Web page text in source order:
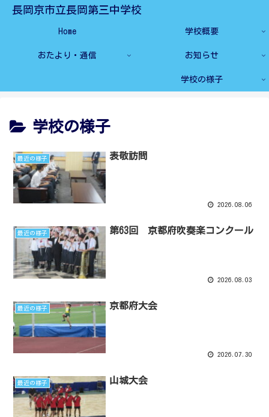
長岡京市立長岡第三中学校
Home 学校概要
おたより・通信 お知らせ
学校の様子
学校の様子
最近の様子 表敬訪問
2026.08.06
最近の様子 第63回 京都府吹奏楽コンクール
2026.08.03
最近の様子 京都府大会
2026.07.30
最近の様子 山城大会